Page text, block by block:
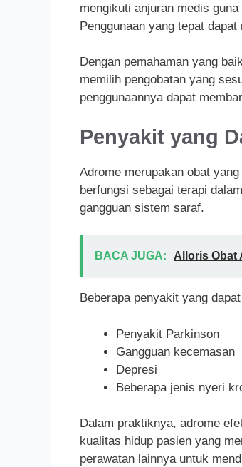
mengikuti anjuran medis
Penggunaan yang tepat
Dengan pemahaman yang
memilih pengobatan yang
penggunaannya dapat
Penyakit yang
Adrome merupakan obat
berfungsi sebagai terapi
gangguan sistem saraf.
BACA JUGA: Alloris Obat
Beberapa penyakit yang
Penyakit Parkinson
Gangguan kecemasan
Depresi
Beberapa jenis nyeri
Dalam praktiknya, adrome
kualitas hidup pasien yang
perawatan lainnya untuk